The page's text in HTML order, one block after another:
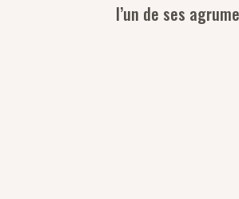
l’un de ses